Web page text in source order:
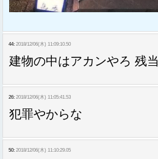
44: 2018/12/06(木) 11:09:10.50
建物の中はアカンやろ 残当
26: 2018/12/06(木) 11:05:41.53
犯罪やからな
50: 2018/12/06(木) 11:10:29.05